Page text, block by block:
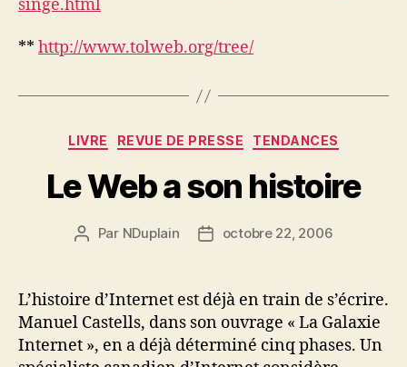
singe.html
** http://www.tolweb.org/tree/
Catégories
LIVRE REVUE DE PRESSE TENDANCES
Le Web a son histoire
Auteur
Par NDuplain
Dateoctobre 22, 2006
L’histoire d’Internet est déjà en train de s’écrire.
Manuel Castells, dans son ouvrage « La Galaxie
Internet », en a déjà déterminé cinq phases. Un